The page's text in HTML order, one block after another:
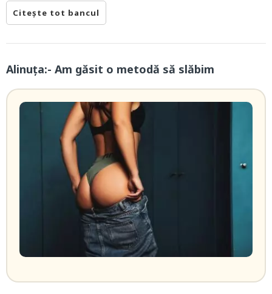
Citește tot bancul
Alinuța:- Am găsit o metodă să slăbim